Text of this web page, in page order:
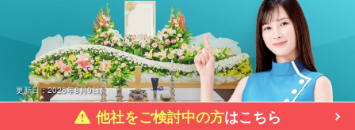
更新日：2026年8月9日
他社をご検討中の方はこちら